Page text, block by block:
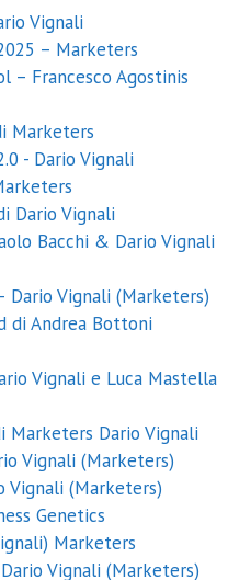
Vignali
– Marketers
– Francesco Agostinis
Marketers
- Dario Vignali
Dario Vignali
Bacchi & Dario Vignali
Dario Vignali (Marketers)
di Andrea Bottoni
Vignali e Luca Mastella
Marketers Dario Vignali
Vignali (Marketers)
Vignali (Marketers)
Genetics
Marketers
Vignali (Marketers)